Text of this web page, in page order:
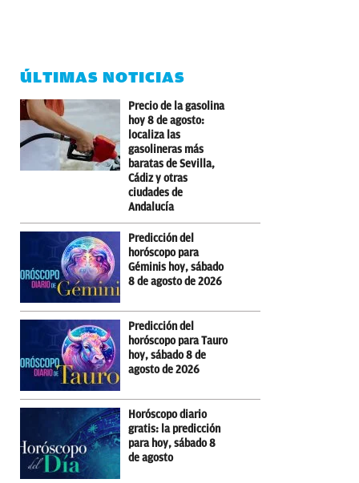
ÚLTIMAS NOTICIAS
Precio de la gasolina
hoy 8 de agosto:
localiza las
gasolineras más
baratas de Sevilla,
Cádiz y otras
ciudades de
Andalucía
Predicción del
horóscopo para
Géminis hoy, sábado
8 de agosto de 2026
Predicción del
horóscopo para Tauro
hoy, sábado 8 de
agosto de 2026
Horóscopo diario
gratis: la predicción
para hoy, sábado 8
de agosto